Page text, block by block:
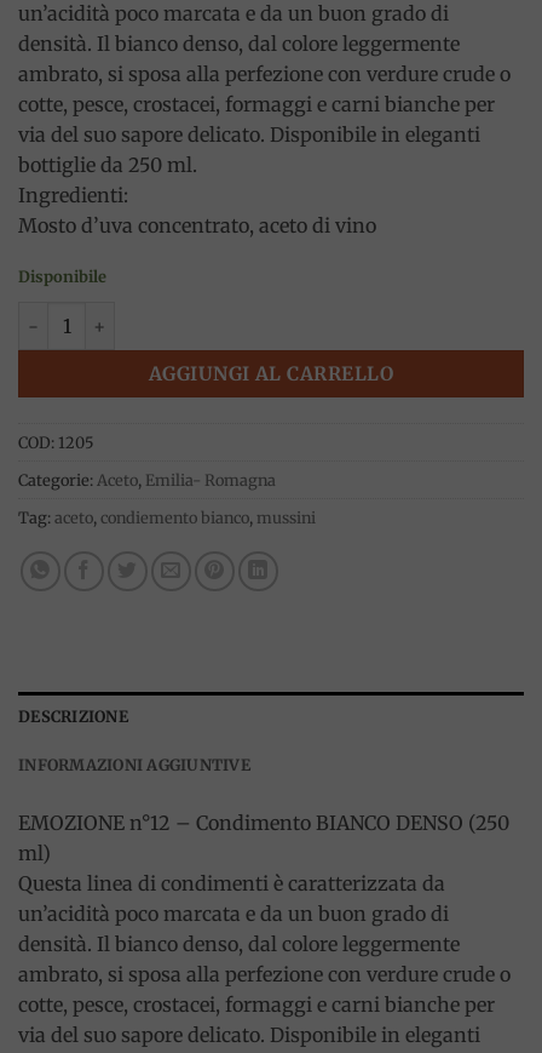
un’acidità poco marcata e da un buon grado di
densità. Il bianco denso, dal colore leggermente
ambrato, si sposa alla perfezione con verdure crude o
cotte, pesce, crostacei, formaggi e carni bianche per
via del suo sapore delicato. Disponibile in eleganti
bottiglie da 250 ml.
Ingredienti:
Mosto d’uva concentrato, aceto di vino
Disponibile
Emozione n°12 – Condimento bianco denso 250 ml,
AGGIUNGI AL CARRELLO
COD: 1205
Categorie: Aceto, Emilia- Romagna
Tag: aceto, condiemento bianco, mussini
DESCRIZIONE
INFORMAZIONI AGGIUNTIVE
EMOZIONE n°12 – Condimento BIANCO DENSO (250
ml)
Questa linea di condimenti è caratterizzata da
un’acidità poco marcata e da un buon grado di
densità. Il bianco denso, dal colore leggermente
ambrato, si sposa alla perfezione con verdure crude o
cotte, pesce, crostacei, formaggi e carni bianche per
via del suo sapore delicato. Disponibile in eleganti